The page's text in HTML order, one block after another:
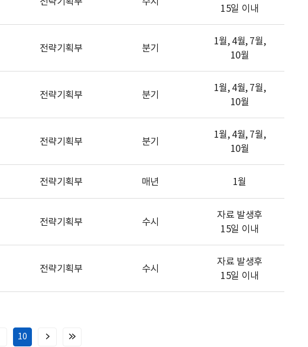
15일 이내
전략기획부 분기
1월, 4월, 7월,
10월
전략기획부 분기
1월, 4월, 7월,
10월
전략기획부 분기
1월, 4월, 7월,
10월
전략기획부 매년 1월
전략기획부 수시
자료 발생후
15일 이내
전략기획부 수시
자료 발생후
15일 이내
10
다
마